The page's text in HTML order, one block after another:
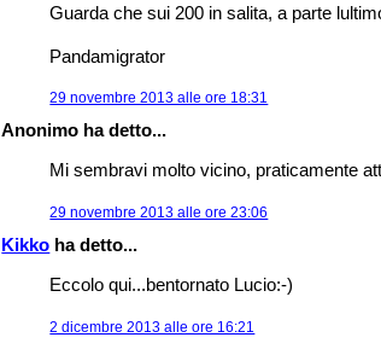
Guarda che sui 200 in salita, a parte
Pandamigrator
29 novembre 2013 alle ore 18:31
Anonimo ha detto...
Mi sembravi molto vicino, praticamente
29 novembre 2013 alle ore 23:06
Kikko ha detto...
Eccolo qui...bentornato Lucio:-)
2 dicembre 2013 alle ore 16:21